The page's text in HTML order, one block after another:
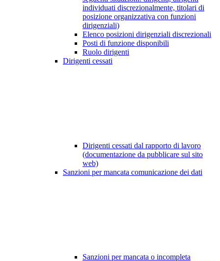
individuati discrezionalmente, titolari di
posizione organizzativa con funzioni
dirigenziali)
Elenco posizioni dirigenziali discrezionali
Posti di funzione disponibili
Ruolo dirigenti
Dirigenti cessati
Dirigenti cessati dal rapporto di lavoro
(documentazione da pubblicare sul sito
web)
Sanzioni per mancata comunicazione dei dati
Sanzioni per mancata o incompleta